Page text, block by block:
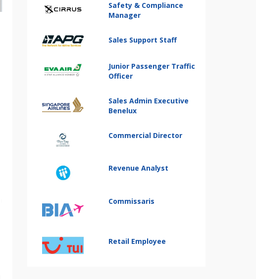
Safety & Compliance
Manager
Sales Support Staff
Junior Passenger Traffic
Officer
Sales Admin Executive
Benelux
Commercial Director
Revenue Analyst
Commissaris
Retail Employee